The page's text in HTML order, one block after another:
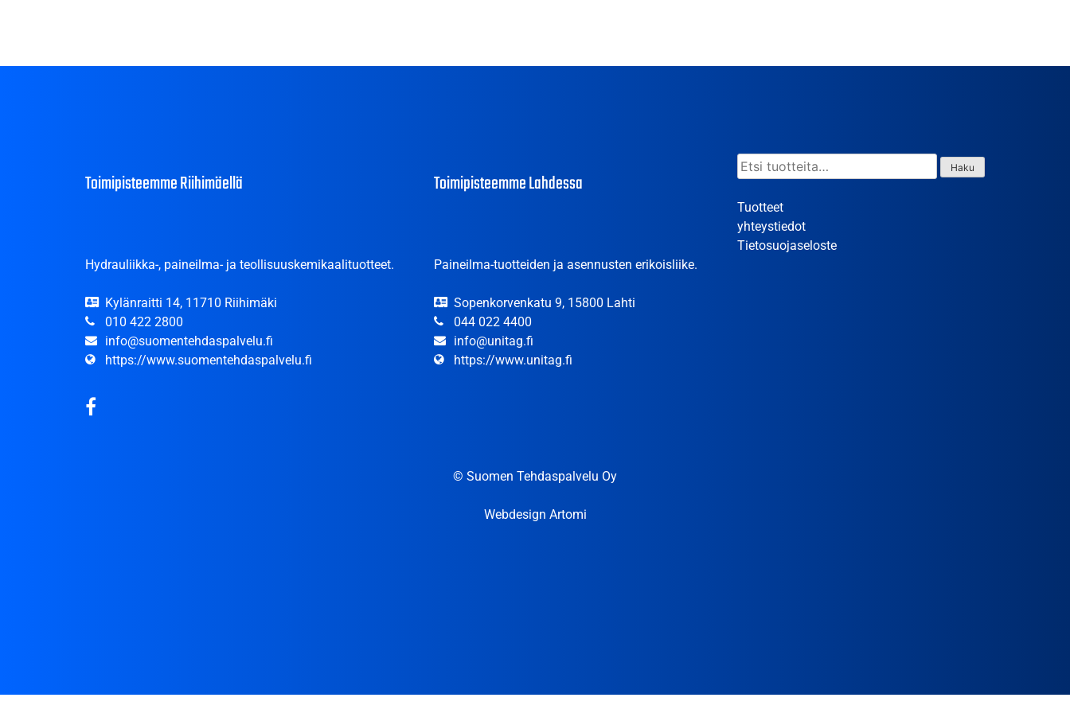
Toimipisteemme Riihimäellä
Hydrauliikka-, paineilma- ja teollisuuskemikaalituotteet.
Kylänraitti 14, 11710 Riihimäki
010 422 2800
info@suomentehdaspalvelu.fi
https://www.suomentehdaspalvelu.fi
Toimipisteemme Lahdessa
Paineilma-tuotteiden ja asennusten erikoisliike.
Sopenkorvenkatu 9, 15800 Lahti
044 022 4400
info@unitag.fi
https://www.unitag.fi
Etsi: Haku
Tuotteet
yhteystiedot
Tietosuojaseloste
© Suomen Tehdaspalvelu Oy
Webdesign Artomi